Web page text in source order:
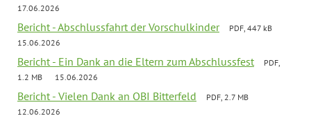
17.06.2026
Bericht - Abschlussfahrt der Vorschulkinder
PDF, 447 kB
15.06.2026
Bericht - Ein Dank an die Eltern zum Abschlussfest
PDF,
1.2 MB
15.06.2026
Bericht - Vielen Dank an OBI Bitterfeld
PDF, 2.7 MB
12.06.2026